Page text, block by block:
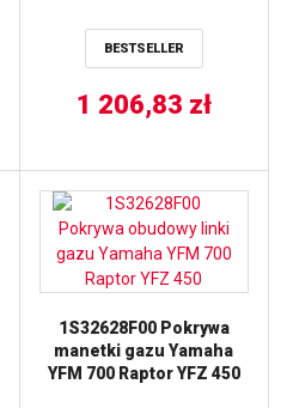
USZCZELEK NA DÓŁ
SILNIKA) WISECO
BESTSELLER
1 206,83 zł
1S32628F00 Pokrywa
manetki gazu Yamaha
YFM 700 Raptor YFZ 450